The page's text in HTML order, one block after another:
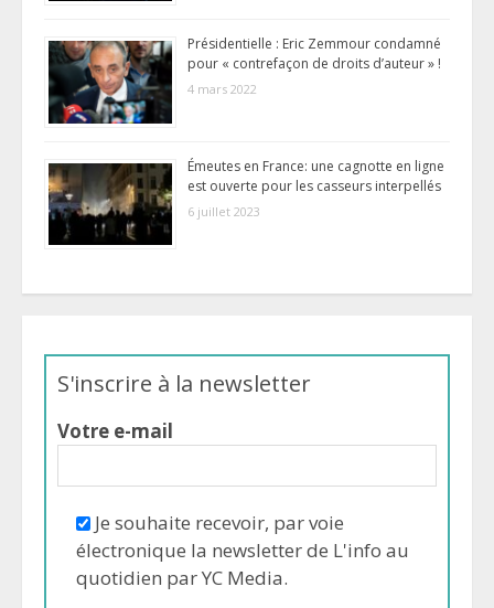
Présidentielle : Eric Zemmour condamné
pour « contrefaçon de droits d’auteur » !
4 mars 2022
Émeutes en France: une cagnotte en ligne
est ouverte pour les casseurs interpellés
6 juillet 2023
S'inscrire à la newsletter
Votre e-mail
Je souhaite recevoir, par voie
électronique la newsletter de L'info au
quotidien par YC Media.